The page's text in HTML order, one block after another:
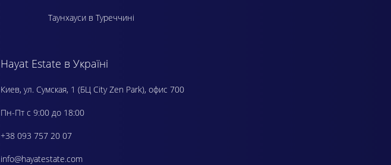
Таунхауси в Туреччині
Hayat Estate в Україні
Киев, ул. Сумская, 1 (БЦ City Zen Park), офис 700
Пн-Пт с 9:00 до 18:00
+38 093 757 20 07
info@hayatestate.com